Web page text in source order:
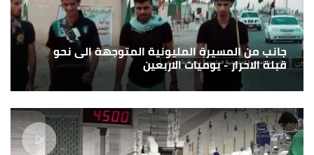
جانب من المسيرة المليونية المتوجهة الى نحو
قبلة الاحرار - يوميات الاربعين